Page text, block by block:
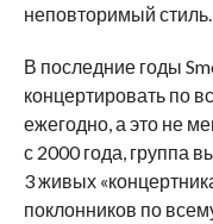
неповторимый стиль.
В последние годы
концертировать по
ежегодно, а это не
с 2000 года, группа
3 живых
поклонников по